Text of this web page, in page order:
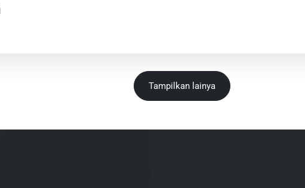
Tampilkan lainya